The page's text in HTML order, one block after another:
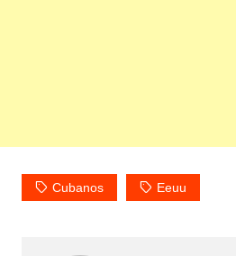
Cubanos Eeuu